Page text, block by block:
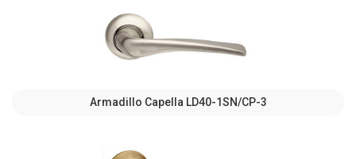
Armadillo Capella LD40-1SN/CP-3